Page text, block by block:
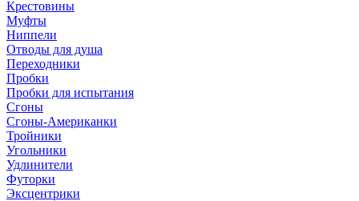
Крестовины
Муфты
Ниппели
Отводы для душа
Переходники
Пробки
Пробки для испытания
Сгоны
Сгоны-Американки
Тройники
Угольники
Удлинители
Футорки
Эксцентрики